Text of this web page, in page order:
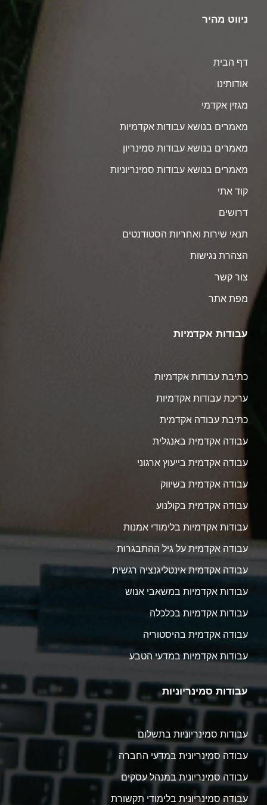
ניווט מהיר
דף הבית
אודותינו
מגזין אקדמי
מאמרים בנושא עבודות אקדמיות
מאמרים בנושא עבודות סמינריון
מאמרים בנושא עבודות סמינריוניות
קוד אתי
דרושים
תנאי שירות ואחריות הסטודנטים
הצהרת נגישות
צור קשר
מפת אתר
עבודות אקדמיות
כתיבת עבודות אקדמיות
עריכת עבודות אקדמיות
כתיבת עבודה אקדמית
עבודה אקדמית באנגלית
עבודה אקדמית בייעוץ ארגוני
עבודה אקדמית בשיווק
עבודה אקדמית בקולנוע
עבודות אקדמיות בלימודי אמנות
עבודה אקדמית על גיל ההתבגרות
עבודה אקדמית אינטליגנציה רגשית
עבודות אקדמיות במשאבי אנוש
עבודות אקדמיות בכלכלה
עבודה אקדמית בהיסטוריה
עבודות אקדמיות במדעי הטבע
עבודות סמינריוניות
עבודות סמינריוניות בתשלום
עבודה סמינריונית במדעי החברה
עבודה סמינריונית במנהל עסקים
עבודה סמינריונית בלימודי תקשורת